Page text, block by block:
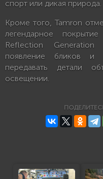
спорт или дикая природа.
Кроме того, Tamron
легендарное
Reflection
появление бликов и
передавать детали
освещении.